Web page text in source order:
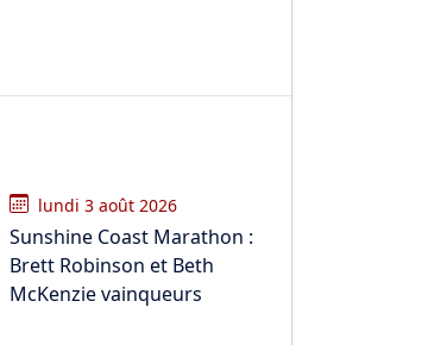
lundi 3 août 2026
Sunshine Coast Marathon :
Brett Robinson et Beth
McKenzie vainqueurs